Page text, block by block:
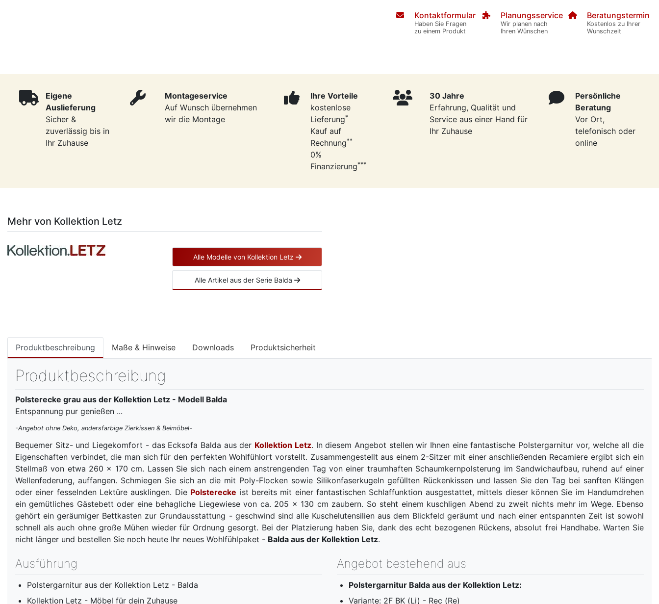
Kontaktformular
Haben Sie Fragen
zu einem Produkt
Planungsservice
Wir planen nach
Ihren Wünschen
Beratungstermin
Kostenlos zu Ihrer
Wunschzeit
Eigene
Auslieferung
Sicher &
zuverlässig bis in
Ihr Zuhause
Montageservice
Auf Wunsch übernehmen
wir die Montage
Ihre Vorteile
kostenlose
Lieferung*
Kauf auf
Rechnung**
0%
Finanzierung***
30 Jahre
Erfahrung, Qualität und
Service aus einer Hand für
Ihr Zuhause
Persönliche
Beratung
Vor Ort,
telefonisch oder
online
Mehr von Kollektion Letz
Alle Modelle von Kollektion Letz
Alle Artikel aus der Serie Balda
Produktbeschreibung Maße & Hinweise Downloads Produktsicherheit
Produktbeschreibung
Polsterecke grau aus der Kollektion Letz - Modell Balda
Entspannung pur genießen ...
-Angebot ohne Deko, andersfarbige Zierkissen & Beimöbel-
Bequemer Sitz- und Liegekomfort - das Ecksofa Balda aus der Kollektion Letz. In diesem Angebot stellen wir Ihnen eine fantastische Polstergarnitur vor, welche all die
Eigenschaften verbindet, die man sich für den perfekten Wohlfühlort vorstellt. Zusammengestellt aus einem 2-Sitzer mit einer anschließenden Recamiere ergibt sich ein
Stellmaß von etwa 260 x 170 cm. Lassen Sie sich nach einem anstrengenden Tag von einer traumhaften Schaumkernpolsterung im Sandwichaufbau, ruhend auf einer
Wellenfederung, auffangen. Schmiegen Sie sich an die mit Poly-Flocken sowie Silikonfaserkugeln gefüllten Rückenkissen und lassen Sie den Tag bei sanften Klängen
oder einer fesselnden Lektüre ausklingen. Die Polsterecke ist bereits mit einer fantastischen Schlaffunktion ausgestattet, mittels dieser können Sie im Handumdrehen
ein gemütliches Gästebett oder eine behagliche Liegewiese von ca. 205 x 130 cm zaubern. So steht einem kuschligen Abend zu zweit nichts mehr im Wege. Ebenso
gehört ein geräumiger Bettkasten zur Grundausstattung - geschwind sind alle Kuschelutensilien aus dem Blickfeld geräumt und nach einer entspannten Zeit ist sowohl
schnell als auch ohne große Mühen wieder für Ordnung gesorgt. Bei der Platzierung haben Sie, dank des echt bezogenen Rückens, absolut frei Handhabe. Warten Sie
nicht länger und bestellen Sie noch heute Ihr neues Wohlfühlpaket - Balda aus der Kollektion Letz.
Ausführung
Polstergarnitur aus der Kollektion Letz - Balda
Kollektion Letz - Möbel für dein Zuhause
Angebot bestehend aus
Polstergarnitur Balda aus der Kollektion Letz:
Variante: 2F BK (Li) - Rec (Re)